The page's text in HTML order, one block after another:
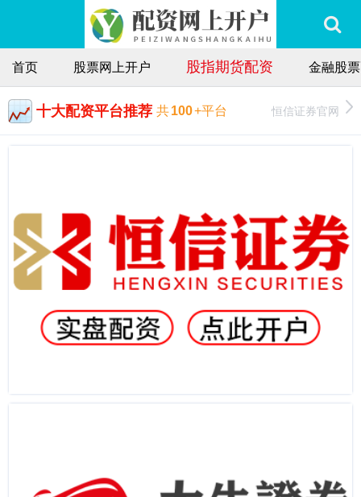
首页 股票网上开户 股指期货配资 金融股
十大配资平台推荐 共100+平台 恒信证券官网